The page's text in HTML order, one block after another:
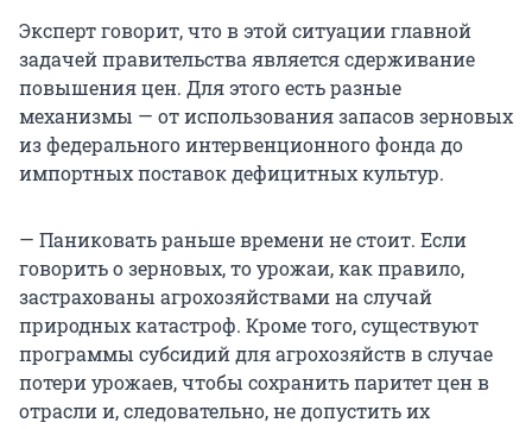
Эксперт говорит, что в этой ситуации главной
задачей правительства является сдерживание
повышения цен. Для этого есть разные
механизмы — от использования запасов зерновых
из федерального интервенционного фонда до
импортных поставок дефицитных культур.
— Паниковать раньше времени не стоит. Если
говорить о зерновых, то урожаи, как правило,
застрахованы агрохозяйствами на случай
природных катастроф. Кроме того, существуют
программы субсидий для агрохозяйств в случае
потери урожаев, чтобы сохранить паритет цен в
отрасли и, следовательно, не допустить их